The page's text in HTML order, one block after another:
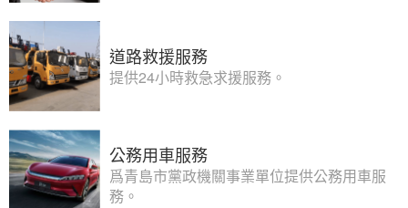
道路救援服務
提供24小時救急求援服務。
公務用車服務
爲青島市黨政機關事業單位提供公務用車服
務。